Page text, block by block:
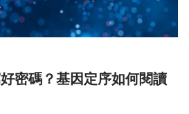
密碼？基因定序如何閱讀